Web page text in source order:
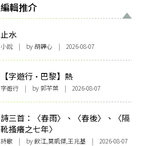
編輯推介
止水
小說 | by 胡韡心 | 2026-08-07
【字遊行·巴黎】熱
字遊行 | by 郭芊葉 | 2026-08-07
詩三首：〈春雨〉、〈春後〉、〈隔
靴搔癢之七年〉
詩歌 | by 飲江,莫凱傑,王兆基 | 2026-08-07